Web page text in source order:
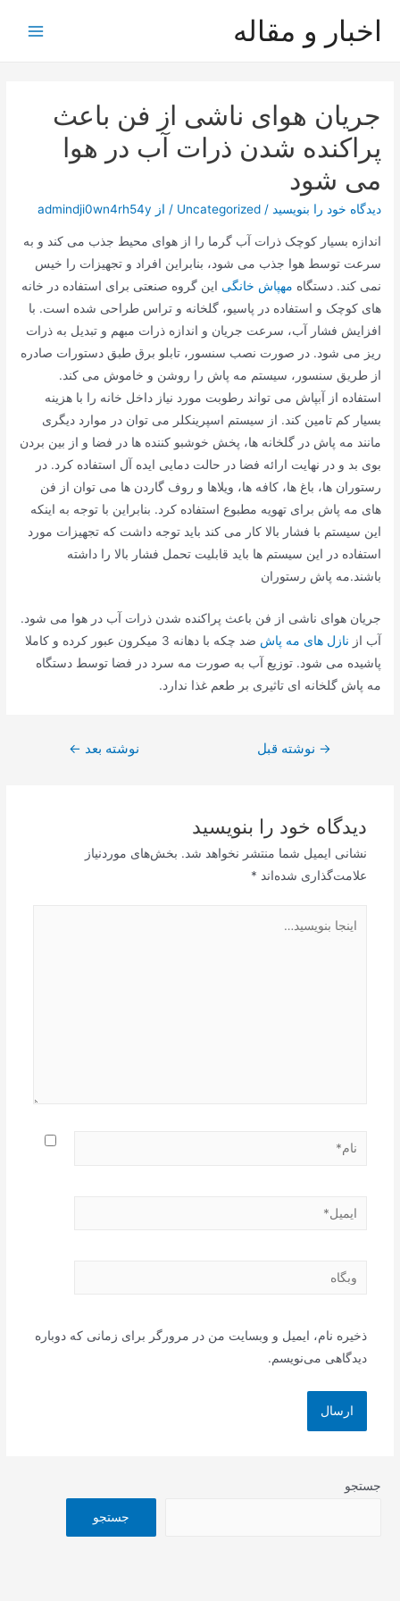
اخبار و مقاله
جریان هوای ناشی از فن باعث
پراکنده شدن ذرات آب در هوا
می شود
دیدگاه‌ خود را بنویسید /
Uncategorized / از admindji0wn4rh54y
اندازه بسیار کوچک ذرات آب گرما را از هوای محیط جذب می کند و به
سرعت توسط هوا جذب می شود، بنابراین افراد و تجهیزات را خیس
نمی کند. دستگاه مهپاش خانگی این گروه صنعتی برای استفاده در خانه
های کوچک و استفاده در پاسیو، گلخانه و تراس طراحی شده است. با
افزایش فشار آب، سرعت جریان و اندازه ذرات مبهم و تبدیل به ذرات
ریز می شود. در صورت نصب سنسور، تابلو برق طبق دستورات صادره
از طریق سنسور، سیستم مه پاش را روشن و خاموش می کند.
استفاده از آبپاش می تواند رطوبت مورد نیاز داخل خانه را با هزینه
بسیار کم تامین کند. از سیستم اسپرینکلر می توان در موارد دیگری
مانند مه پاش در گلخانه ها، پخش خوشبو کننده ها در فضا و از بین بردن
بوی بد و در نهایت ارائه فضا در حالت دمایی ایده آل استفاده کرد. در
رستوران ها، باغ ها، کافه ها، ویلاها و روف گاردن ها می توان از فن
های مه پاش برای تهویه مطبوع استفاده کرد. بنابراین با توجه به اینکه
این سیستم با فشار بالا کار می کند باید توجه داشت که تجهیزات مورد
استفاده در این سیستم ها باید قابلیت تحمل فشار بالا را داشته
باشند.مه پاش رستوران
جریان هوای ناشی از فن باعث پراکنده شدن ذرات آب در هوا می شود.
آب از نازل های مه پاش
ضد چکه با دهانه 3 میکرون عبور کرده و کاملا
پاشیده می شود. توزیع آب به صورت مه سرد در فضا توسط دستگاه
مه پاش گلخانه ای تاثیری بر طعم غذا ندارد.
راهبری→ نوشته قبل نوشته بعد ←
دیدگاه‌ خود را بنویسید
نشانی ایمیل شما منتشر نخواهد شد. بخش‌های موردنیاز
علامت‌گذاری شده‌اند *
بنویسید…
نام*
ایمیل*
وبگاه
ذخیره نام، ایمیل و وبسایت من در مرورگر برای زمانی که دوباره
دیدگاهی می‌نویسم.
جستجو
جستجو